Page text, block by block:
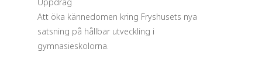
Att öka kännedomen kring Fryshusets nya
satsning på hållbar utveckling i
gymnasieskolorna.